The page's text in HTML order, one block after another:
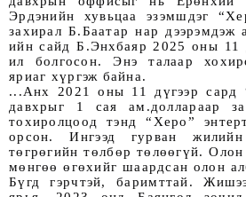
Эрдэнийн хувьцаа эзэмшдэг
захирал Б.Баатар нар дээрэмдэж
ийн сайд Б.Энхбаяр 2025 оны 11
ил болгосон. Энэ талаар
яриаг хүргэж байна.
...Анх 2021 оны 11 дүгээр сард
давхрыг 1 сая ам.доллараар
тохиролцоод тэнд “Херо”
орсон. Ингээд гурван
төгрөгийн төлбөр төлөөгүй.
мөнгөө өгөхийг шаардсан олон
Бүгд гэрчтэй, баримттай.